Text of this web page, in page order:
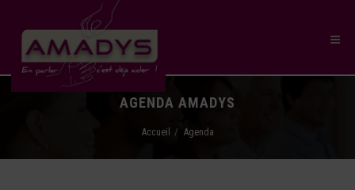
AGENDA AMADYS
Accueil Agenda